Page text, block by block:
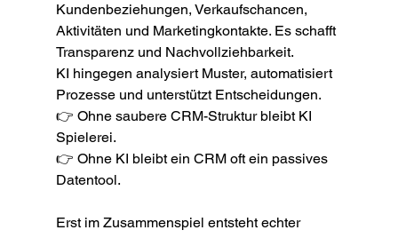
Kundenbeziehungen, Verkaufschancen,
Aktivitäten und Marketingkontakte. Es schafft
Transparenz und Nachvollziehbarkeit.
KI hingegen analysiert Muster, automatisiert
Prozesse und unterstützt Entscheidungen.
👉 Ohne saubere CRM-Struktur bleibt KI
Spielerei.
👉 Ohne KI bleibt ein CRM oft ein passives
Datentool.
Erst im Zusammenspiel entsteht echter